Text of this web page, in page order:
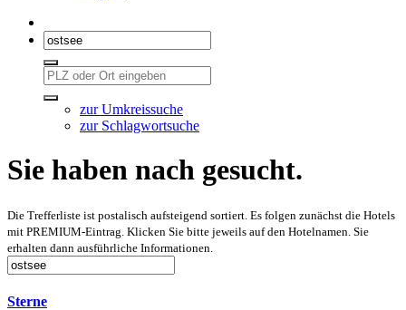
zur Umkreissuche
zur Schlagwortsuche
Sie haben nach gesucht.
Die Trefferliste ist postalisch aufsteigend sortiert. Es folgen zunächst die Hotels
mit PREMIUM-Eintrag. Klicken Sie bitte jeweils auf den Hotelnamen. Sie
erhalten dann ausführliche Informationen.
Sterne